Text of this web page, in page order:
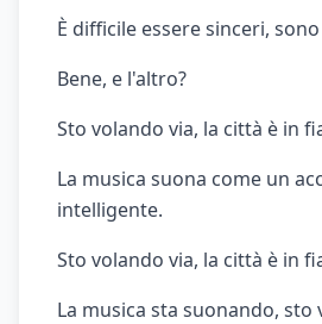
È difficile essere sinceri,
Bene, e l'altro?
Sto volando via, la città è in
La musica suona come un
intelligente.
Sto volando via, la città è in
La musica sta suonando, sto